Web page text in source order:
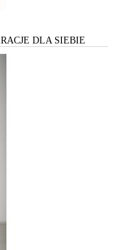
DLA SIEBIE